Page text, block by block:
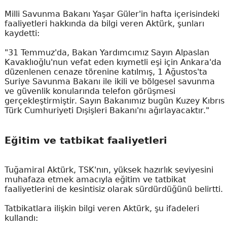
Milli Savunma Bakanı Yaşar Güler'in hafta içerisindeki
faaliyetleri hakkında da bilgi veren Aktürk, şunları
kaydetti:
"31 Temmuz'da, Bakan Yardımcımız Sayın Alpaslan
Kavaklıoğlu'nun vefat eden kıymetli eşi için Ankara'da
düzenlenen cenaze törenine katılmış, 1 Ağustos'ta
Suriye Savunma Bakanı ile ikili ve bölgesel savunma
ve güvenlik konularında telefon görüşmesi
gerçekleştirmiştir. Sayın Bakanımız bugün Kuzey Kıbrıs
Türk Cumhuriyeti Dışişleri Bakanı'nı ağırlayacaktır."
Eğitim ve tatbikat faaliyetleri
Tuğamiral Aktürk, TSK'nın, yüksek hazırlık seviyesini
muhafaza etmek amacıyla eğitim ve tatbikat
faaliyetlerini de kesintisiz olarak sürdürdüğünü belirtti.
Tatbikatlara ilişkin bilgi veren Aktürk, şu ifadeleri
kullandı: